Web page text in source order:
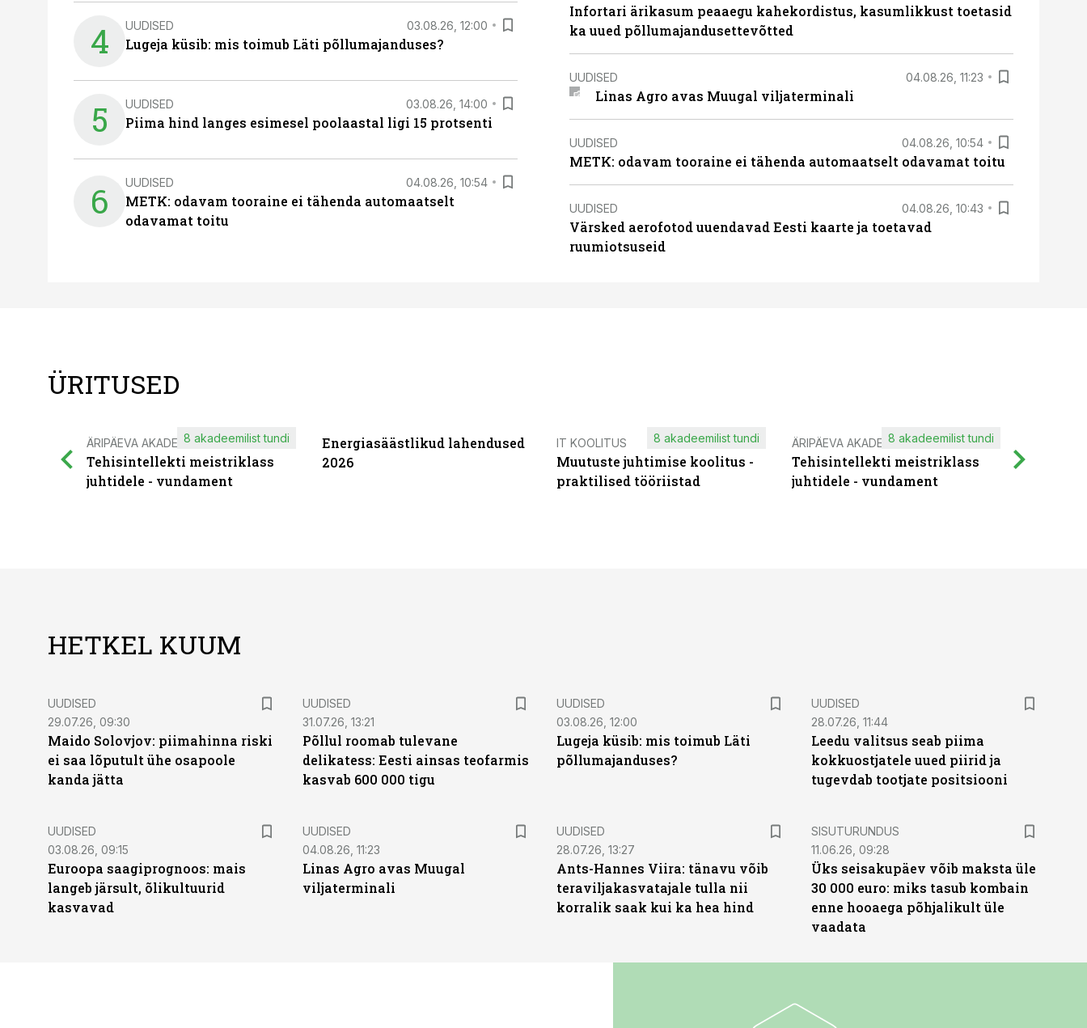
4 UUDISED 03.08.26, 12:00
Lugeja küsib: mis toimub Läti põllumajanduses?
5 UUDISED 03.08.26, 14:00
Piima hind langes esimesel poolaastal ligi 15 protsenti
6 UUDISED 04.08.26, 10:54
METK: odavam tooraine ei tähenda automaatselt
odavamat toitu
Infortari ärikasum peaaegu kahekordistus, kasumlikkust toetasid
ka uued põllumajandusettevõtted
UUDISED 04.08.26, 11:23
Linas Agro avas Muugal viljaterminali
UUDISED 04.08.26, 10:54
METK: odavam tooraine ei tähenda automaatselt odavamat toitu
UUDISED 04.08.26, 10:43
Värsked aerofotod uuendavad Eesti kaarte ja toetavad
ruumiotsuseid
ÜRITUSED
ÄRIPÄEVA AKADEEMIA
Tehisintellekti meistriklass
juhtidele - vundament
8 akadeemilist tundi
Energiasäästlikud lahendused
2026
IT KOOLITUS
Muutuste juhtimise koolitus -
praktilised tööriistad
8 akadeemilist tundi ÄRIPÄEVA AKADEEMIA
Tehisintellekti meistriklass
juhtidele - vundament
8 akadeemilist tundi
HETKEL KUUM
UUDISED
29.07.26, 09:30
Maido Solovjov: piimahinna riski
ei saa lõputult ühe osapoole
kanda jätta
UUDISED
31.07.26, 13:21
Põllul roomab tulevane
delikatess: Eesti ainsas teofarmis
kasvab 600 000 tigu
UUDISED
03.08.26, 12:00
Lugeja küsib: mis toimub Läti
põllumajanduses?
UUDISED
28.07.26, 11:44
Leedu valitsus seab piima
kokkuostjatele uued piirid ja
tugevdab tootjate positsiooni
UUDISED
03.08.26, 09:15
Euroopa saagiprognoos: mais
langeb järsult, õlikultuurid
kasvavad
UUDISED
04.08.26, 11:23
Linas Agro avas Muugal
viljaterminali
UUDISED
28.07.26, 13:27
Ants-Hannes Viira: tänavu võib
teraviljakasvatajale tulla nii
korralik saak kui ka hea hind
ST
SISUTURUNDUS
11.06.26, 09:28
Üks seisakupäev võib maksta üle
30 000 euro: miks tasub kombain
enne hooaega põhjalikult üle
vaadata